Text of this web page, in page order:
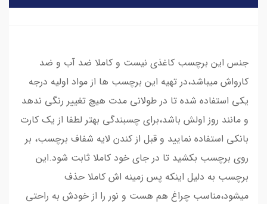
​​​​جنس این برچسب کاغذی نیست و کاملا ضد آب و ضد
کارواش میباشد،در تهیه این برچسب ها از مواد اولیه درجه
یکی استفاده شده تا در طولانی مدت هیچ تغییر رنگی ندهد
و مانند روز اولش باشد،برای چسبندگی بهتر لطفا از یک کارت
بانکی استفاده نمایید و قبل از کندن لایه شفاف برچسب، بر
روی برچسب بکشید تا در جای خود کاملا ثابت شود.این
برچسب به دلیل اینکه پس زمینه اش کاملا حذف
میشود،مناسب چراغ هم هست و نور را از خودش به راحتی